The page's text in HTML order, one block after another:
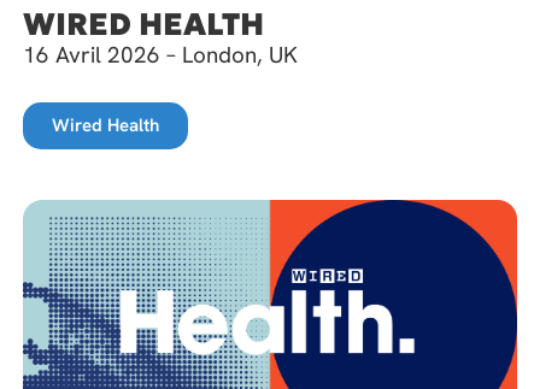
WIRED HEALTH
16 Avril 2026 – London, UK
Wired Health